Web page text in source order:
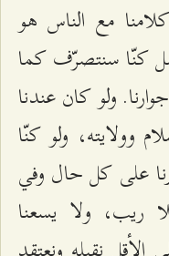
مع الناس هو
كنّا سنتصرّف كما
ولو كان عندنا
وولايته، ولو كنّا
على كل حال وفي
ريب، ولا يسعنا